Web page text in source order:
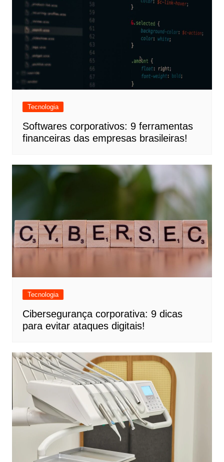
Tecnologia
Softwares corporativos: 9 ferramentas
financeiras das empresas brasileiras!
Tecnologia
Cibersegurança corporativa: 9 dicas
para evitar ataques digitais!